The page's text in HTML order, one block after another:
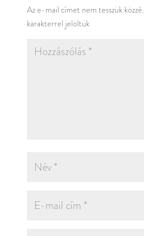
Az e-mail címet nem tesszük közzé.
karakterrel jelöltük